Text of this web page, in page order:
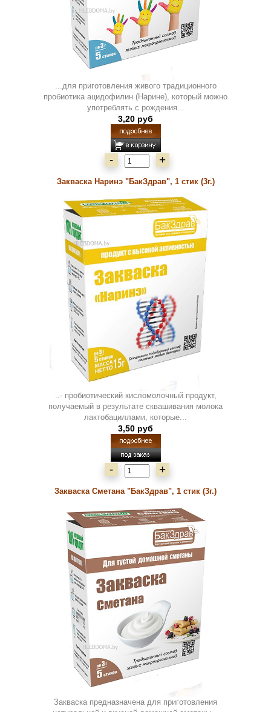
...для приготовления живого традиционного
пробиотика ацидофилин (Нарине), который можно
употреблять с рождения...
3,20 руб
- +
Закваска Наринэ "БакЗдрав", 1 стик (3г.)
..- пробиотический кисломолочный продукт,
получаемый в результате сквашивания молока
лактобациллами, которые...
3,50 руб
- +
Закваска Сметана "БакЗдрав", 1 стик (3г.)
Закваска предназначена для приготовления